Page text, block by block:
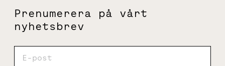
Prenumerera på vårt
nyhetsbrev